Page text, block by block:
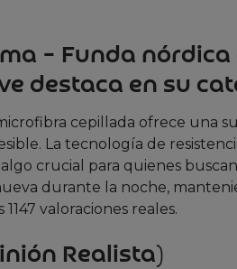
– Funda
destaca en su
cepillada ofrece una
La tecnología de
crucial para quienes
durante la noche,
valoraciones reales.
Realista)